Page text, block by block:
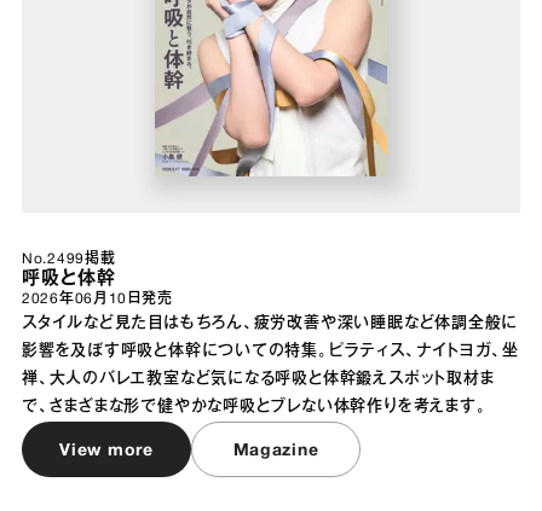
No.2499掲載
呼吸と体幹
2026年06月10日 発売
スタイルなど見た目はもちろん、疲労改善や深い睡眠など体調全般に
影響を及ぼす呼吸と体幹についての特集。ピラティス、ナイトヨガ、坐
禅、大人のバレエ教室など気になる呼吸と体幹鍛えスポット取材ま
で、さまざまな形で健やかな呼吸とブレない体幹作りを考えます。
View more Magazine